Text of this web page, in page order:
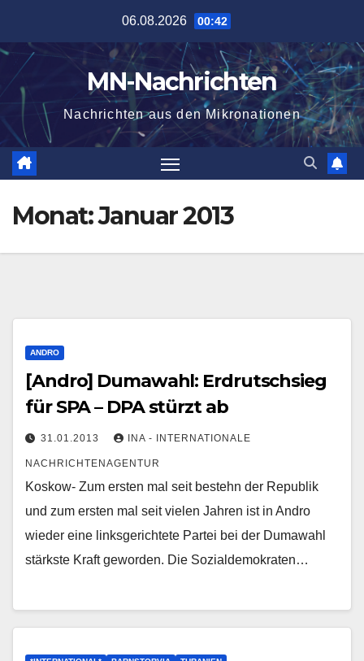
springen
06.08.2026 00:42
MN-Nachrichten
Nachrichten aus den Mikronationen
Monat:Januar 2013
ANDRO
[Andro] Dumawahl: Erdrutschsieg
für SPA – DPA stürzt ab
31.01.2013 INA - INTERNATIONALE
NACHRICHTENAGENTUR
Koskow- Zum ersten mal seit bestehn der Republik
und zum ersten mal seit vielen Jahren ist in Andro
wieder eine linksgerichtete Partei bei der Dumawahl
stärkste Kraft geworden. Die Sozialdemokraten…